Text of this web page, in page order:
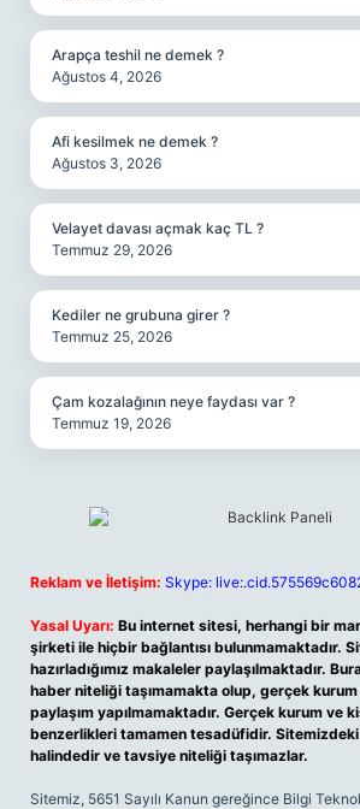
Arapça teshil ne demek ?
Ağustos 4, 2026
Afi kesilmek ne demek ?
Ağustos 3, 2026
Velayet davası açmak kaç TL ?
Temmuz 29, 2026
Kediler ne grubuna girer ?
Temmuz 25, 2026
Çam kozalağının neye faydası var ?
Temmuz 19, 2026
Reklam ve İletişim: Skype:
Yasal Uyarı: Bu internet sitesi, herhangi bir
şirketi ile hiçbir bağlantısı bulunmamaktadır.
hazırladığımız makaleler paylaşılmaktadır.
haber niteliği taşımamakta olup, gerçek kurum
paylaşım yapılmamaktadır. Gerçek kurum ve
benzerlikleri tamamen tesadüfidir.
halindedir ve tavsiye niteliği taşımazlar.
Sitemiz, 5651 Sayılı Kanun gereğince Bilgi